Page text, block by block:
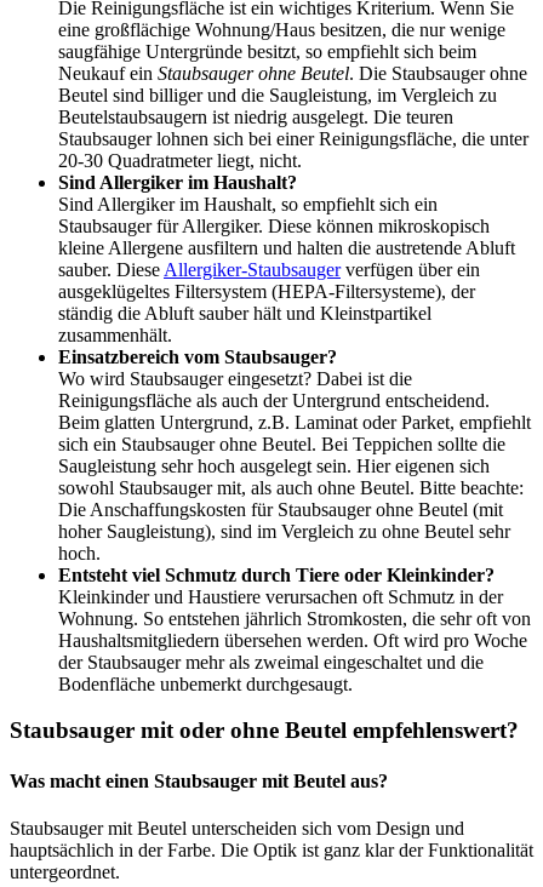
Die Reinigungsfläche ist ein wichtiges Kriterium. Wenn Sie
eine großflächige Wohnung/Haus besitzen, die nur wenige
saugfähige Untergründe besitzt, so empfiehlt sich beim
Neukauf ein Staubsauger ohne Beutel. Die Staubsauger ohne
Beutel sind billiger und die Saugleistung, im Vergleich zu
Beutelstaubsaugern ist niedrig ausgelegt. Die teuren
Staubsauger lohnen sich bei einer Reinigungsfläche, die unter
20-30 Quadratmeter liegt, nicht.
Sind Allergiker im Haushalt?
Sind Allergiker im Haushalt, so empfiehlt sich ein
Staubsauger für Allergiker. Diese können mikroskopisch
kleine Allergene ausfiltern und halten die austretende Abluft
sauber. Diese Allergiker-Staubsaugerverfügen über ein
ausgeklügeltes Filtersystem (HEPA-Filtersysteme), der
ständig die Abluft sauber hält und Kleinstpartikel
zusammenhält.
Einsatzbereich vom Staubsauger?
Wo wird Staubsauger eingesetzt? Dabei ist die
Reinigungsfläche als auch der Untergrund entscheidend.
Beim glatten Untergrund, z.B. Laminat oder Parket, empfiehlt
sich ein Staubsauger ohne Beutel. Bei Teppichen sollte die
Saugleistung sehr hoch ausgelegt sein. Hier eigenen sich
sowohl Staubsauger mit, als auch ohne Beutel. Bitte beachte:
Die Anschaffungskosten für Staubsauger ohne Beutel (mit
hoher Saugleistung), sind im Vergleich zu ohne Beutel sehr
hoch.
Entsteht viel Schmutz durch Tiere oder Kleinkinder?
Kleinkinder und Haustiere verursachen oft Schmutz in der
Wohnung. So entstehen jährlich Stromkosten, die sehr oft von
Haushaltsmitgliedern übersehen werden. Oft wird pro Woche
der Staubsauger mehr als zweimal eingeschaltet und die
Bodenfläche unbemerkt durchgesaugt.
Staubsauger mit oder ohne Beutel empfehlenswert?
Was macht einen Staubsauger mit Beutel aus?
Staubsauger mit Beutel unterscheiden sich vom Design und
hauptsächlich in der Farbe. Die Optik ist ganz klar der Funktionalität
untergeordnet.